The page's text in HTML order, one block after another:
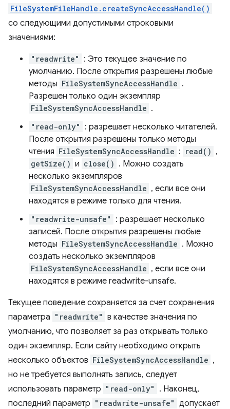
FileSystemFileHandle.createSyncAccessHandle()
со следующими допустимыми строковыми
значениями:
"readwrite"
: Это текущее значение по
умолчанию. После открытия разрешены любые
методы FileSystemSyncAccessHandle .
Разрешен только один экземпляр
FileSystemSyncAccessHandle .
"read-only"
: разрешает несколько читателей.
После открытия разрешены только методы
чтения FileSystemSyncAccessHandle : read() ,
getSize() и close() . Можно создать
несколько экземпляров
FileSystemSyncAccessHandle , если все они
находятся в режиме только для чтения.
"readwrite-unsafe"
: разрешает несколько
записей. После открытия разрешены любые
методы FileSystemSyncAccessHandle . Можно
создать несколько экземпляров
FileSystemSyncAccessHandle , если все они
находятся в режиме readwrite-unsafe.
Текущее поведение сохраняется за счет сохранения
параметра "readwrite" в качестве значения по
умолчанию, что позволяет за раз открывать только
один экземпляр. Если сайту необходимо открыть
несколько объектов FileSystemSyncAccessHandle ,
но не требуется выполнять запись, следует
использовать параметр "read-only"
. Наконец,
последний параметр "readwrite-unsafe" допускает